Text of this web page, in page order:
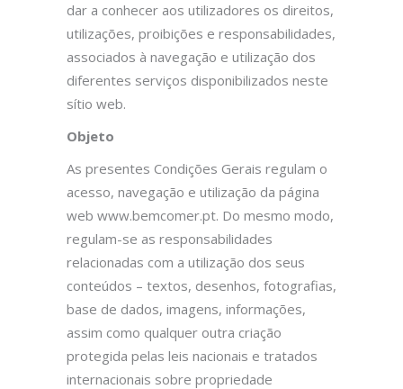
dar a conhecer aos utilizadores os direitos,
utilizações, proibições e responsabilidades,
associados à navegação e utilização dos
diferentes serviços disponibilizados neste
sítio web.
Objeto
As presentes Condições Gerais regulam o
acesso, navegação e utilização da página
web www.bemcomer.pt. Do mesmo modo,
regulam-se as responsabilidades
relacionadas com a utilização dos seus
conteúdos – textos, desenhos, fotografias,
base de dados, imagens, informações,
assim como qualquer outra criação
protegida pelas leis nacionais e tratados
internacionais sobre propriedade